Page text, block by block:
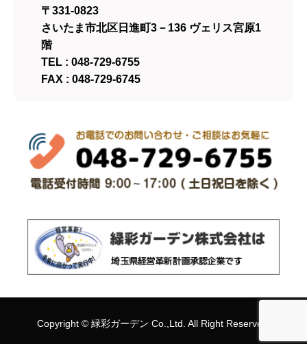
〒331-0823
さいたま市北区日進町3－136 ヴェリス宮原1
階
TEL : 048-729-6755
FAX : 048-729-6745
Copyright © 緑彩ガーデン Co.,Ltd. All Right Reserved.